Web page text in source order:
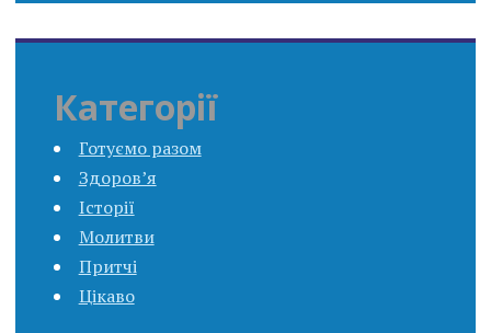
Категорії
Готуємо разом
Здоров’я
Історії
Молитви
Притчі
Цікаво